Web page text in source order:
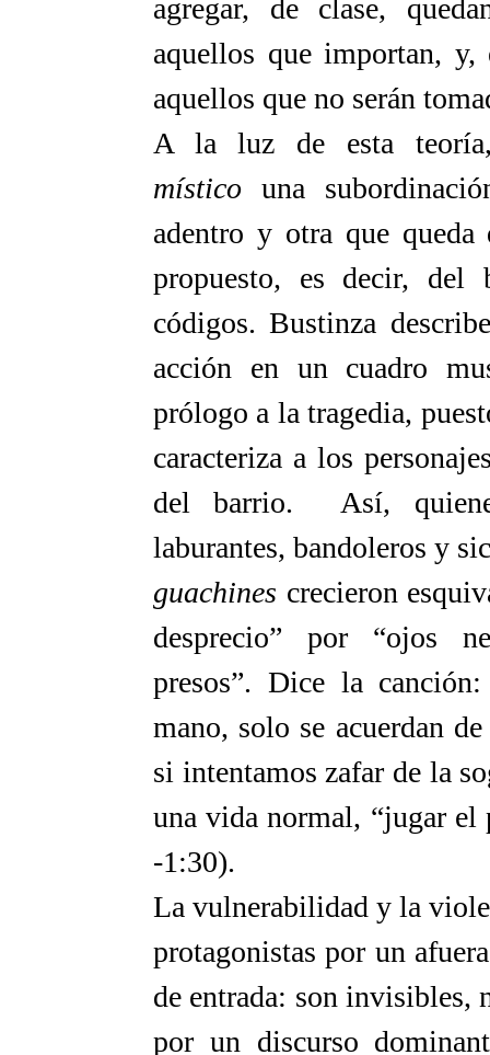
agregar, de clase,
aquellos que importan, y,
aquellos que no serán
A la luz de esta
místico una
adentro y otra que
propuesto, es decir, del
códigos. Bustinza
acción en un cuadro
prólogo a la tragedia,
caracteriza a los
del barrio. Así,
laburantes, bandoleros y
guachines crecieron
desprecio” por “ojos
presos”. Dice la
mano, solo se acuerdan
si intentamos zafar de la
una vida normal, “jugar el
-1:30).
La vulnerabilidad y la
protagonistas por un
de entrada: son invisibles,
por un discurso